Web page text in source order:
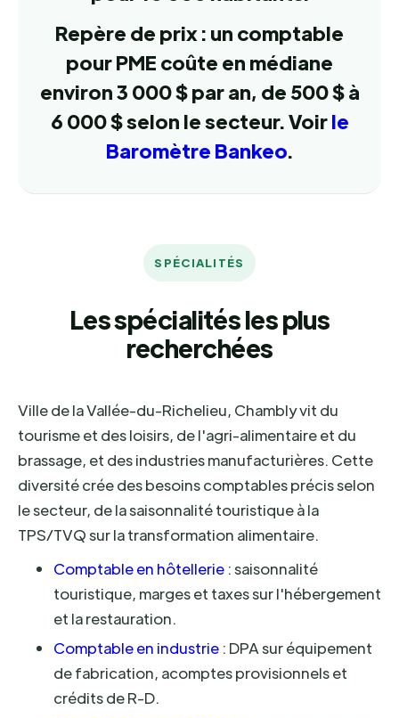
Repère de prix : un comptable
pour PME coûte en médiane
environ 3 000 $ par an, de 500 $ à
6 000 $ selon le secteur. Voirle
Baromètre Bankeo.
SPÉCIALITÉS
Les spécialités les plus
recherchées
Ville de la Vallée-du-Richelieu, Chambly vit du
tourisme et des loisirs, de l'agri-alimentaire et du
brassage, et des industries manufacturières. Cette
diversité crée des besoins comptables précis selon
le secteur, de la saisonnalité touristique à la
TPS/TVQ sur la transformation alimentaire.
Comptable en hôtellerie : saisonnalité
touristique, marges et taxes sur l'hébergement
et la restauration.
Comptable en industrie : DPA sur équipement
de fabrication, acomptes provisionnels et
crédits de R-D.